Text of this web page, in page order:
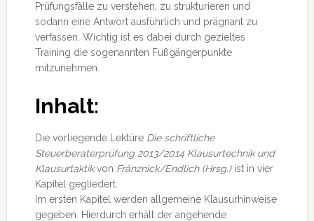
Prüfungsfälle zu verstehen, zu strukturieren und
sodann eine Antwort ausführlich und prägnant zu
verfassen. Wichtig ist es dabei durch gezieltes
Training die sogenannten Fußgängerpunkte
mitzunehmen.
Inhalt:
Die vorliegende Lektüre Die schriftliche
Steuerberaterprüfung 2013/2014 Klausurtechnik und
Klausurtaktikvon Fränznick/Endlich (Hrsg.) ist in vier
Kapitel gegliedert.
Im ersten Kapitel werden allgemeine Klausurhinweise
gegeben. Hierdurch erhält der angehende